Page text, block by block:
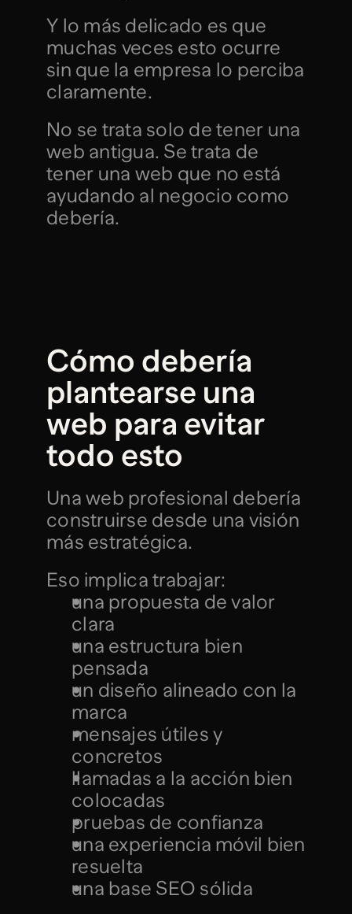
Y lo más delicado es que
muchas veces esto ocurre
sin que la empresa lo perciba
claramente.
No se trata solo de tener una
web antigua. Se trata de
tener una web que no está
ayudando al negocio como
debería.
Cómo debería
plantearse una
web para evitar
todo esto
Una web profesional debería
construirse desde una visión
más estratégica.
Eso implica trabajar:
una propuesta de valor
clara
una estructura bien
pensada
un diseño alineado con la
marca
mensajes útiles y
concretos
llamadas a la acción bien
colocadas
pruebas de confianza
una experiencia móvil bien
resuelta
una base SEO sólida